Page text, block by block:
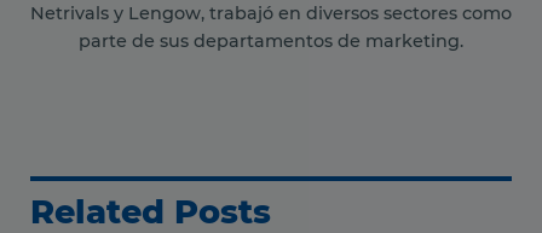
Netrivals y Lengow, trabajó en diversos sectores como
parte de sus departamentos de marketing.
Related Posts